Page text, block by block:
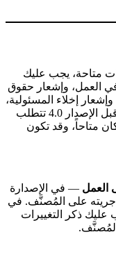
متاحة، يجب عليك
العمل، وإشعار حقوق
إخلاء المسئولية،
ورابط العمل. رخص المشاع الإبداعي قبل الإصدار 4.0 تتطلب
متاحاً، وقد تكون
العمل — في الإصدارة
أجريته على المُصنَّف. في
يجب عليك ذكر التغييرات